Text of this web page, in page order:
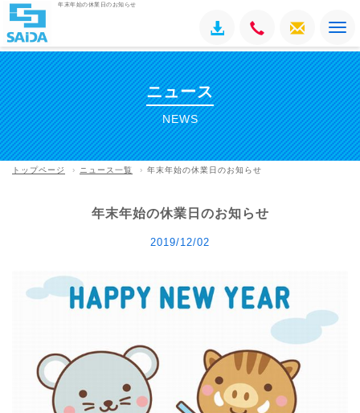
年末年始の休業日のお知らせ
ニュース
NEWS
トップページ ニュース一覧 年末年始の休業日のお知らせ
年末年始の休業日のお知らせ
2019/12/02